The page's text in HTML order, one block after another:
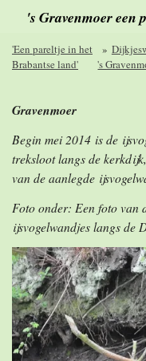
naar
de
's Gravenmoer een
'Een pareltje in het
Brabantse land'
»
's
Gravenmoer
Begin mei 2014 is de
treksloot langs de
van de aanlegde
Foto onder: Een foto van
ijsvogelwandjes langs de